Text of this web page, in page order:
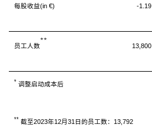
每股收益(in €) -1.19
员工人数** 13,800
* 调整启动成本后
** 截至2023年12月31日的员工数：13,792